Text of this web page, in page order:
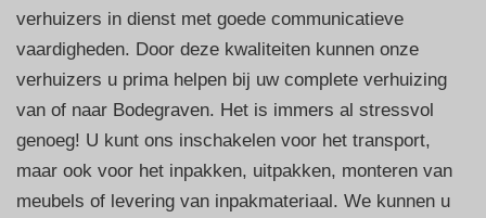
verhuizers in dienst met goede communicatieve
vaardigheden. Door deze kwaliteiten kunnen onze
verhuizers u prima helpen bij uw complete verhuizing
van of naar Bodegraven. Het is immers al stressvol
genoeg! U kunt ons inschakelen voor het transport,
maar ook voor het inpakken, uitpakken, monteren van
meubels of levering van inpakmateriaal. We kunnen u